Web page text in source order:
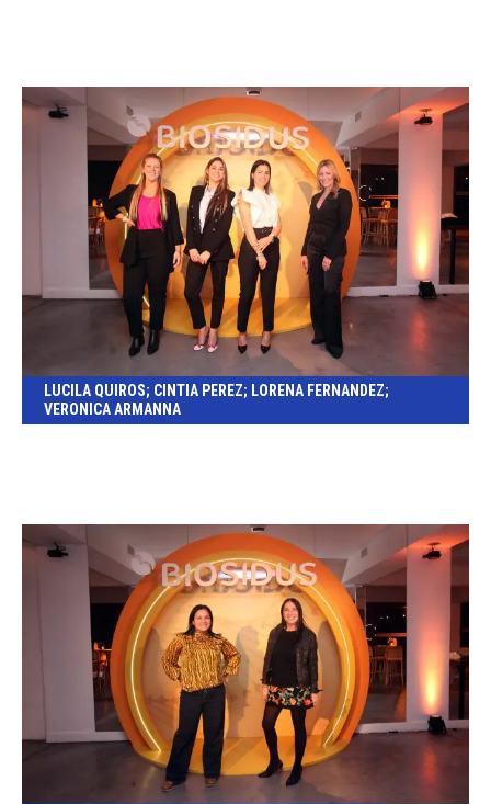
LUCILA QUIROS; CINTIA PEREZ; LORENA FERNANDEZ;
VERONICA ARMANNA